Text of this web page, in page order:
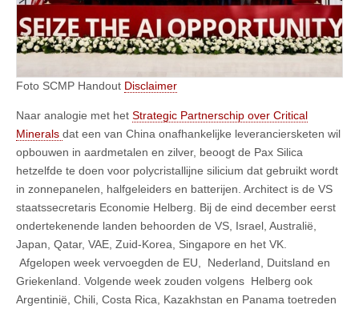
Foto SCMP Handout Disclaimer
Naar analogie met het Strategic Partnerschip over Critical
Minerals dat een van China onafhankelijke leveranciersketen wil
opbouwen in aardmetalen en zilver, beoogt de Pax Silica
hetzelfde te doen voor polycristallijne silicium dat gebruikt wordt
in zonnepanelen, halfgeleiders en batterijen. Architect is de VS
staatssecretaris Economie Helberg. Bij de eind december eerst
ondertekenende landen behoorden de VS, Israel, Australië,
Japan, Qatar, VAE, Zuid-Korea, Singapore en het VK.
Afgelopen week vervoegden de EU, Nederland, Duitsland en
Griekenland. Volgende week zouden volgens Helberg ook
Argentinië, Chili, Costa Rica, Kazakhstan en Panama toetreden